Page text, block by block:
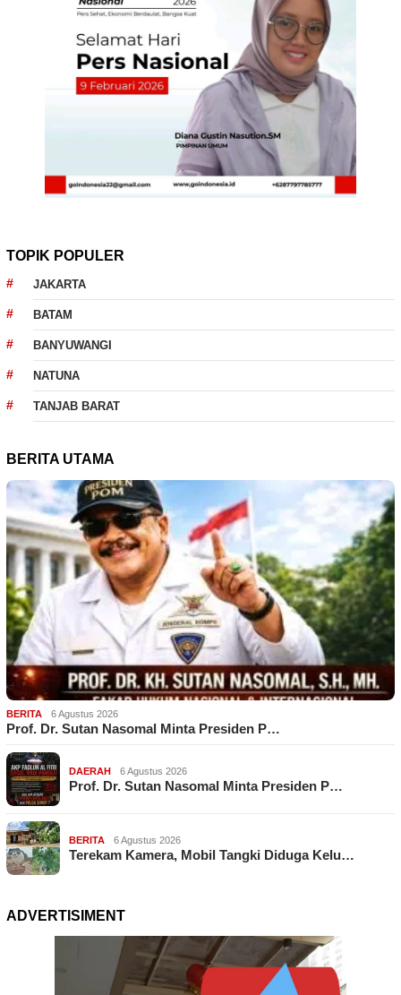
TOPIK POPULER
JAKARTA
BATAM
BANYUWANGI
NATUNA
TANJAB BARAT
BERITA UTAMA
BERITA 6 Agustus 2026
Prof. Dr. Sutan Nasomal Minta Presiden P…
DAERAH 6 Agustus 2026
Prof. Dr. Sutan Nasomal Minta Presiden P…
BERITA 6 Agustus 2026
Terekam Kamera, Mobil Tangki Diduga Kelu…
ADVERTISIMENT